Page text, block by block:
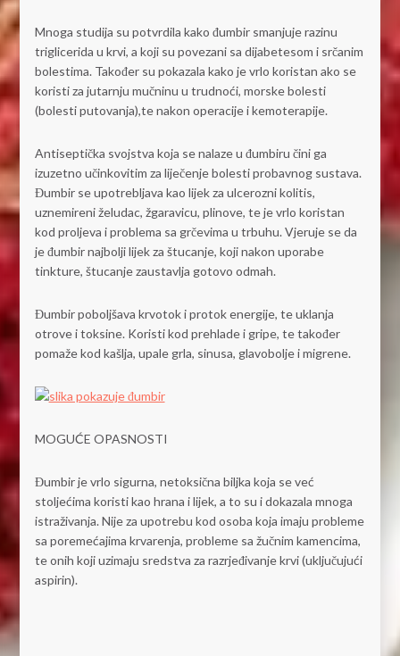
Mnoga studija su potvrdila kako đumbir smanjuje razinu
triglicerida u krvi, a koji su povezani sa dijabetesom i srčanim
bolestima. Također su pokazala kako je vrlo koristan ako se
koristi za jutarnju mučninu u trudnoći, morske bolesti
(bolesti putovanja),te nakon operacije i kemoterapije.
Antiseptička svojstva koja se nalaze u đumbiru čini ga
izuzetno učinkovitim za liječenje bolesti probavnog sustava.
Đumbir se upotrebljava kao lijek za ulcerozni kolitis,
uznemireni želudac, žgaravicu, plinove, te je vrlo koristan
kod proljeva i problema sa grčevima u trbuhu. Vjeruje se da
je đumbir najbolji lijek za štucanje, koji nakon uporabe
tinkture, štucanje zaustavlja gotovo odmah.
Đumbir poboljšava krvotok i protok energije, te uklanja
otrove i toksine. Koristi kod prehlade i gripe, te također
pomaže kod kašlja, upale grla, sinusa, glavobolje i migrene.
MOGUĆE OPASNOSTI
Đumbir je vrlo sigurna, netoksična biljka koja se već
stoljećima koristi kao hrana i lijek, a to su i dokazala mnoga
istraživanja. Nije za upotrebu kod osoba koja imaju probleme
sa poremećajima krvarenja, probleme sa žučnim kamencima,
te onih koji uzimaju sredstva za razrjeđivanje krvi (uključujući
aspirin).